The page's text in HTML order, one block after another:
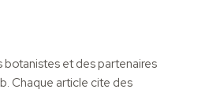
et des partenaires
Chaque article cite des